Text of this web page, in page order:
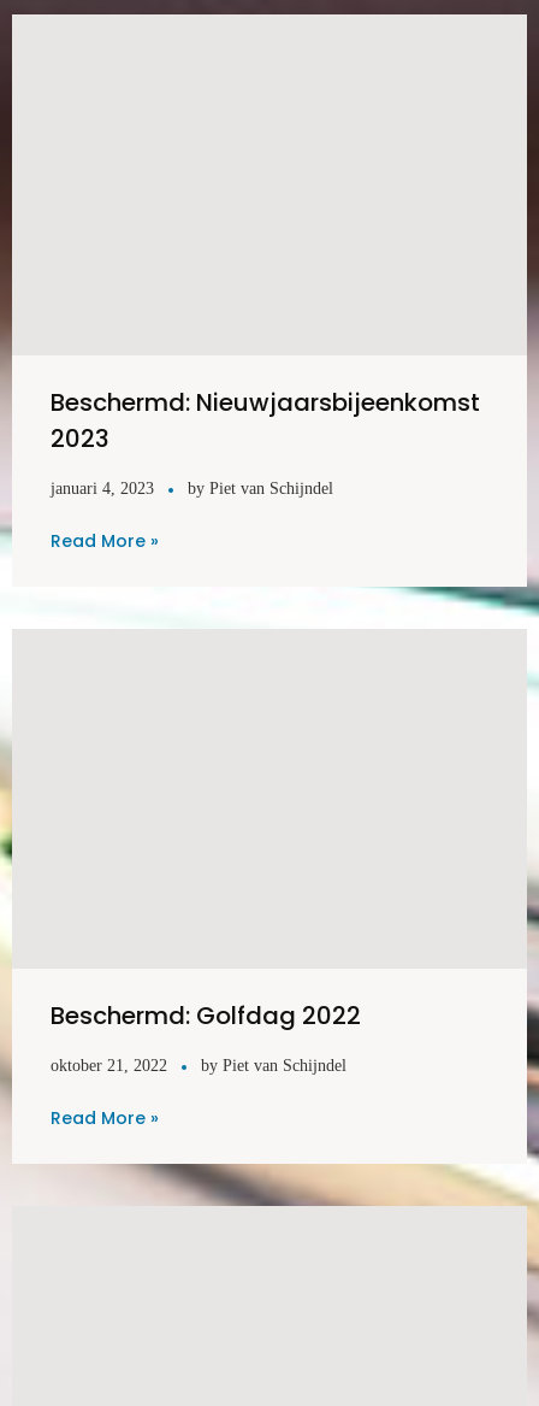
Beschermd: Nieuwjaarsbijeenkomst
2023
januari 4, 2023 by Piet van Schijndel
Read More »
Beschermd: Golfdag 2022
oktober 21, 2022 by Piet van Schijndel
Read More »